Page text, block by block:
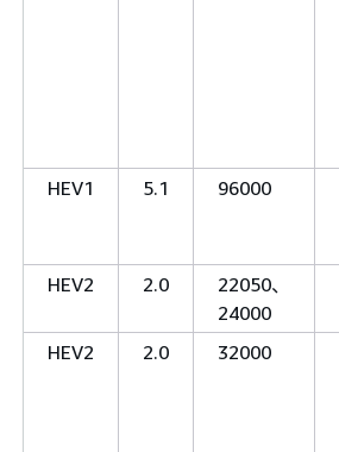
HEV1
5.1 96000
HEV2
2.0
22050、
24000
HEV2 2.0 32000